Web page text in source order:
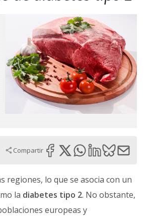
Compartir
regiones, lo que se asocia con un
la diabetes tipo 2. No obstante,
europeas y